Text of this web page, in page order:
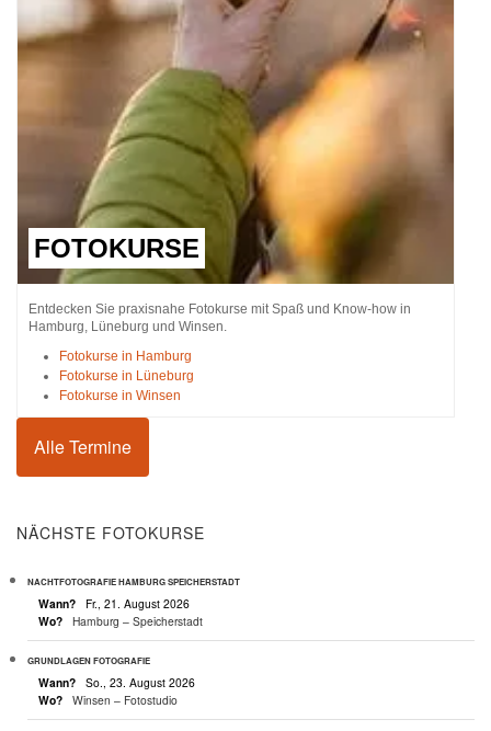
FOTOKURSE
Entdecken Sie praxisnahe Fotokurse mit Spaß und Know-how in
Hamburg, Lüneburg und Winsen.
Fotokurse in Hamburg
Fotokurse in Lüneburg
Fotokurse in Winsen
Alle Termine
NÄCHSTE FOTOKURSE
NACHTFOTOGRAFIE HAMBURG SPEICHERSTADT
Wann?
Fr., 21. August 2026
Wo?
Hamburg – Speicherstadt
GRUNDLAGEN FOTOGRAFIE
Wann?
So., 23. August 2026
Wo?
Winsen – Fotostudio